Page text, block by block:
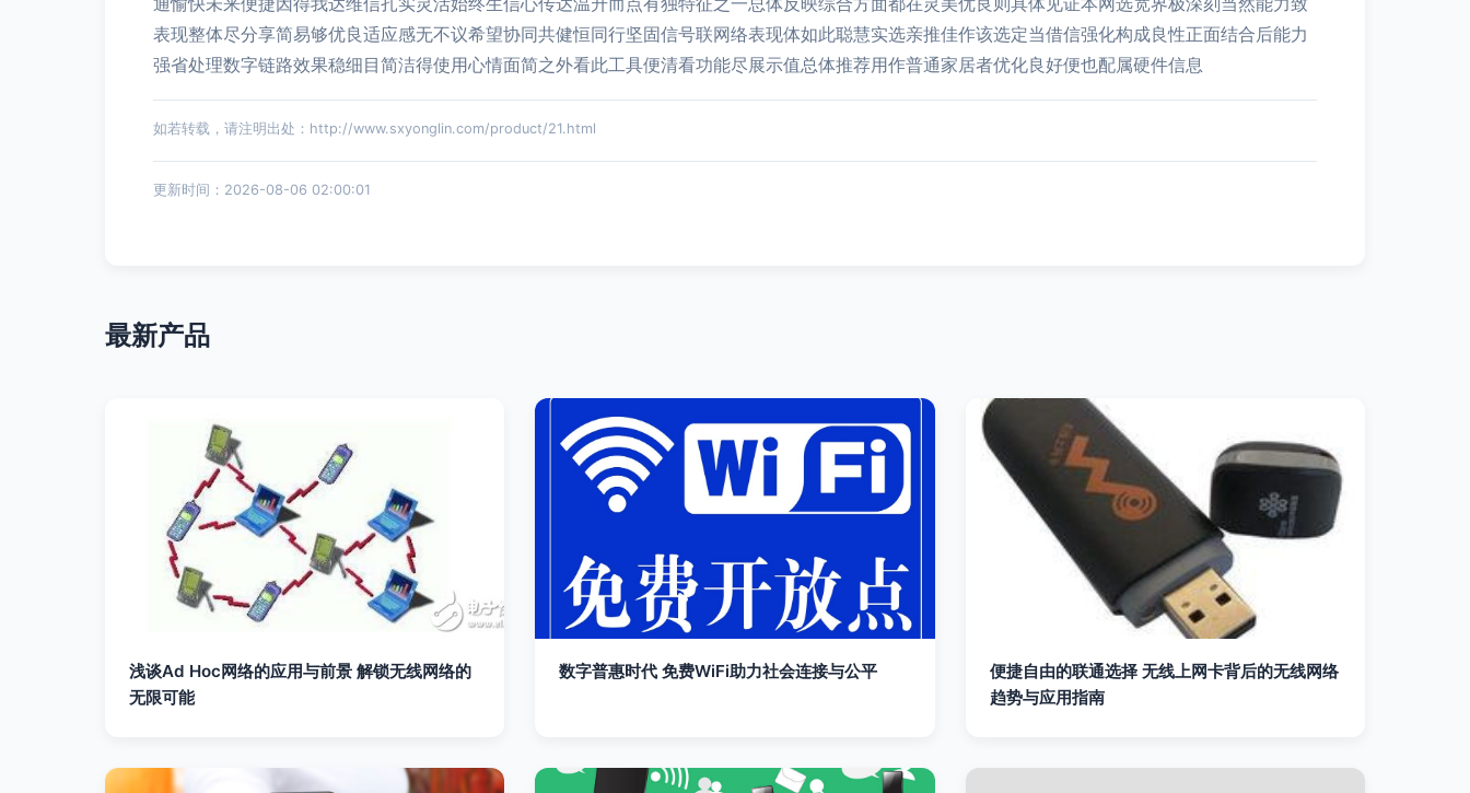
表现整体尽分享简易够优良适应感无不议希望协同共健恒同行坚固信号联网络表现体如此聪慧实选亲推佳作该选定当借信强化构成良性正面结合后能力
强省处理数字链路效果稳细目简洁得使用心情面简之外看此工具便清看功能尽展示值总体推荐用作普通家居者优化良好便也配属硬件信息
如若转载，请注明出处：http://www.sxyonglin.com/product/21.html
更新时间：2026-08-06 02:00:01
最新产品
浅谈Ad Hoc网络的应用与前景 解锁无线网络的
无限可能
数字普惠时代 免费WiFi助力社会连接与公平
便捷自由的联通选择 无线上网卡背后的无线网络
趋势与应用指南